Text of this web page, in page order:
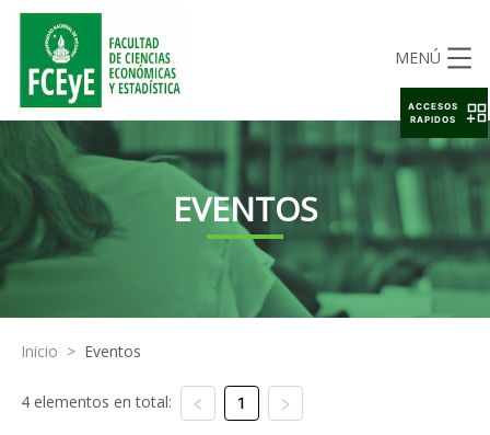
MENÚ
EVENTOS
Inicio > Eventos
4 elementos en total: 1
ACCESOS
RAPIDOS